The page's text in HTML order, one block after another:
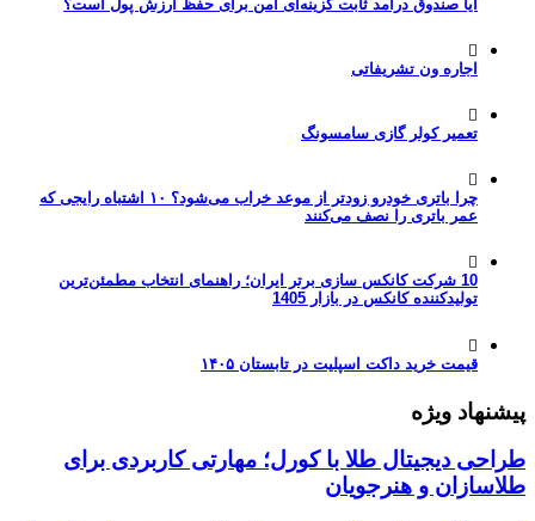
آیا صندوق درآمد ثابت گزینه‌ای امن برای حفظ ارزش پول است؟
اجاره ون تشریفاتی
تعمیر کولر گازی سامسونگ
چرا باتری خودرو زودتر از موعد خراب می‌شود؟ ۱۰ اشتباه رایجی که
عمر باتری را نصف می‌کنند
10 شرکت کانکس سازی برتر ایران؛ راهنمای انتخاب مطمئن‌ترین
تولیدکننده کانکس در بازار 1405
قیمت خرید داکت اسپلیت در تابستان ۱۴۰۵
پیشنهاد ویژه
طراحی دیجیتال طلا با کورل؛ مهارتی کاربردی برای
طلاسازان و هنرجویان